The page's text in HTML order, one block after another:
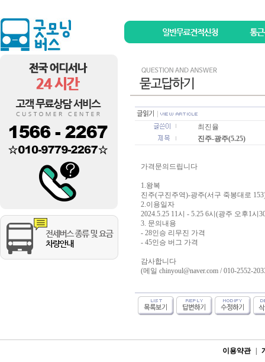
최진율
진주-광주(5.25)
가격문의드립니다
1.왕복
진주(구진주역)-광주(서구 죽봉대로
2.이용일자
2024.5.25 11시 - 5.25 6시(광주 오후1시
3. 문의내용
- 28인승 리무진 가격
- 45인승 버그 가격
감사합니다
(메일 chinyoul@naver.com / 010-2552-
이용약관